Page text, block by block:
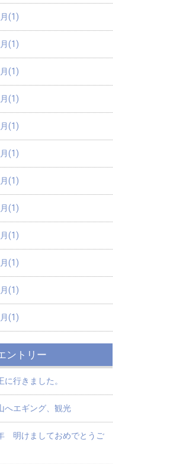
(1)
(1)
(1)
(1)
(1)
(1)
(1)
(1)
(1)
(1)
(1)
(1)
ントリー
に行きました。
へエギング、観光
明けましておめでとうご